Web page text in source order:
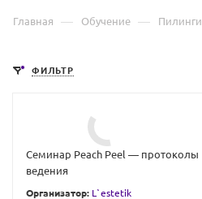
Главная — Обучение — Пилинги
ФИЛЬТР
Семинар Peach Peel — протоколы
ведения
Организатор: L`estetik